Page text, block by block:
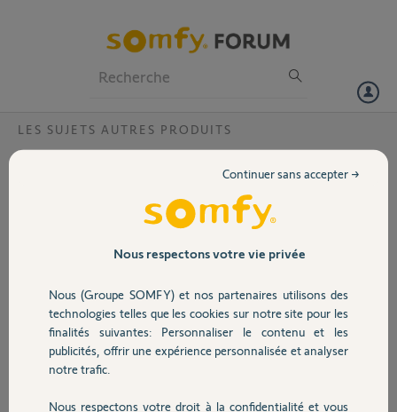
Volet
Sécurité
Domotique
LES SUJETS AUTRES PRODUITS
Impossible d’installer Somfy one?
Suite à un déménagement, je ne parviens pas à réinstaller ma Somfy
Une fois branchee et la procédure lancée, elle sonne. J’ai essayé une
dizaine de fois de la réinitialiser à l’arrière ainsi que d’utiliser le bouton
Numéro : B0F1EC0D34B2
Merci pour votre aide
Nous respectons votre vie privée
Nous (Groupe SOMFY) et nos partenaires utilisons des
technologies telles que les cookies sur notre site pour les
finalités suivantes: Personnaliser le contenu et les
publicités, offrir une expérience personnalisée et analyser
notre trafic.
Nous respectons votre droit à la confidentialité et vous
Continuer sans accepter →